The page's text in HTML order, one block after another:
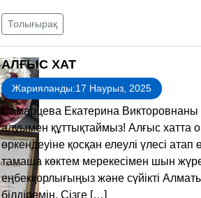
Толығырақ
АЛҒЫС ХАТ
Жарияланды:17 Наурыз, 2025
Самарцева Екатерина
алуымен құттықтаймыз! Алғыс хатта
өркендеуіне қосқан елеулі үлесі
тамаша көктем мерекесімен шын
еңбекқорлығыңыз және сүйікті
білдіремін. Сізге […]